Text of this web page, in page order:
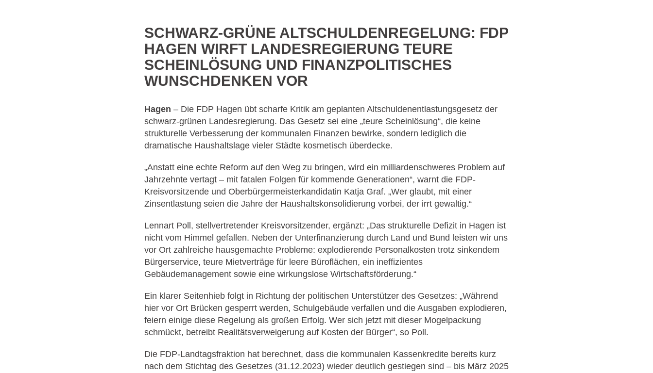
SCHWARZ-GRÜNE ALTSCHULDENREGELUNG: FDP
HAGEN WIRFT LANDESREGIERUNG TEURE
SCHEINLÖSUNG UND FINANZPOLITISCHES
WUNSCHDENKEN VOR
Hagen – Die FDP Hagen übt scharfe Kritik am geplanten Altschuldenentlastungsgesetz der
schwarz-grünen Landesregierung. Das Gesetz sei eine „teure Scheinlösung“, die keine
strukturelle Verbesserung der kommunalen Finanzen bewirke, sondern lediglich die
dramatische Haushaltslage vieler Städte kosmetisch überdecke.
„Anstatt eine echte Reform auf den Weg zu bringen, wird ein milliardenschweres Problem auf
Jahrzehnte vertagt – mit fatalen Folgen für kommende Generationen“, warnt die FDP-
Kreisvorsitzende und Oberbürgermeisterkandidatin Katja Graf. „Wer glaubt, mit einer
Zinsentlastung seien die Jahre der Haushaltskonsolidierung vorbei, der irrt gewaltig.“
Lennart Poll, stellvertretender Kreisvorsitzender, ergänzt: „Das strukturelle Defizit in Hagen ist
nicht vom Himmel gefallen. Neben der Unterfinanzierung durch Land und Bund leisten wir uns
vor Ort zahlreiche hausgemachte Probleme: explodierende Personalkosten trotz sinkendem
Bürgerservice, teure Mietverträge für leere Büroflächen, ein ineffizientes
Gebäudemanagement sowie eine wirkungslose Wirtschaftsförderung.“
Ein klarer Seitenhieb folgt in Richtung der politischen Unterstützer des Gesetzes: „Während
hier vor Ort Brücken gesperrt werden, Schulgebäude verfallen und die Ausgaben explodieren,
feiern einige diese Regelung als großen Erfolg. Wer sich jetzt mit dieser Mogelpackung
schmückt, betreibt Realitätsverweigerung auf Kosten der Bürger“, so Poll.
Die FDP-Landtagsfraktion hat berechnet, dass die kommunalen Kassenkredite bereits kurz
nach dem Stichtag des Gesetzes (31.12.2023) wieder deutlich gestiegen sind – bis März 2025